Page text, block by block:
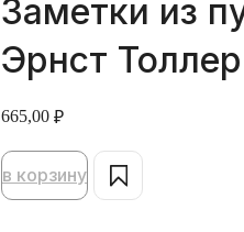
Заметки из
Эрнст Толлер
665,00 ₽
в корзину